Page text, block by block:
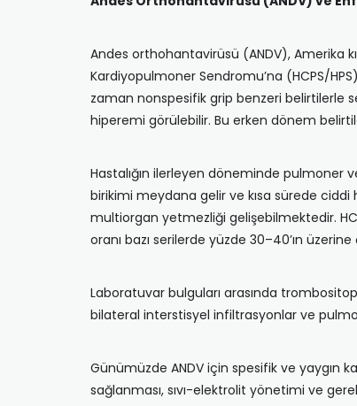
Andes orthohantavirüsü (ANDV), Amerika
Kardiyopulmoner Sendromu’na (HCPS/
zaman nonspesifik grip benzeri belirtilerle
hiperemi görülebilir. Bu erken dönem
Hastalığın ilerleyen döneminde pulmoner
birikimi meydana gelir ve kısa sürede
multiorgan yetmezliği gelişebilmektedir.
oranı bazı serilerde yüzde 30–40’ın
Laboratuvar bulguları arasında
bilateral interstisyel infiltrasyonlar ve
Günümüzde ANDV için spesifik ve yaygın
sağlanması, sıvı-elektrolit yönetimi ve